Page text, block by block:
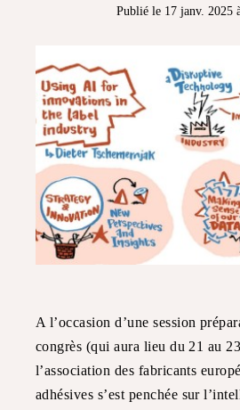
Publié le 17 janv. 2025
A l’occasion d’une session
congrès (qui aura lieu du 21 au
l’association des fabricants
adhésives s’est penchée sur